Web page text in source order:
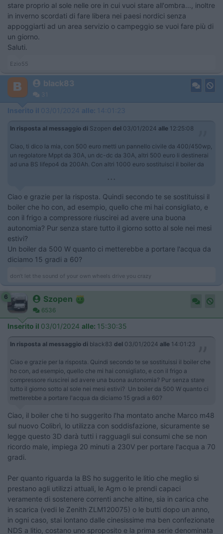
stare proprio al sole nelle ore in cui vuoi stare all'ombra..., inoltre
in inverno scordati di fare libera nei paesi nordici senza
appoggiarti ad un area servizio o campeggio se vuoi fare più di
un giorno.
Saluti.
Ezio55
black83
31
Inserito il 03/01/2024 alle: 14:01:23
In risposta al messaggio di Szopen del 03/01/2024 alle 12:25:08
Ciao, ti dico la mia, con 500 euro metti un pannello civile da 400/450wp,
un regolatore Mppt da 30A, un dc-dc da 30A, altri 500 euro li destinerai
ad una BS lifepo4 da 200Ah. Con altri 1000 euro sostituisci il boiler da
...
Ciao e grazie per la risposta. Quindi secondo te se sostituissi il
boiler che ho con, ad esempio, quello che mi hai consigliato, e
con il frigo a compressore riuscirei ad avere una buona
autonomia? Pur senza stare tutto il giorno sotto al sole nei mesi
estivi?
Un boiler da 500 W quanto ci metterebbe a portare l'acqua da
diciamo 15 gradi a 60?
don’t let the sound of your own wheels drive you crazy
6 Szopen
6536
Inserito il 03/01/2024 alle: 15:30:35
In risposta al messaggio di black83 del 03/01/2024 alle 14:01:23
Ciao e grazie per la risposta. Quindi secondo te se sostituissi il boiler che
ho con, ad esempio, quello che mi hai consigliato, e con il frigo a
compressore riuscirei ad avere una buona autonomia? Pur senza stare
tutto il giorno sotto al sole nei mesi estivi? Un boiler da 500 W quanto ci
metterebbe a portare l'acqua da diciamo 15 gradi a 60?
Ciao, il boiler che ti ho suggerito l'ha montato anche Marco m48
sul nuovo Colibrì, lo utilizza con soddisfazione, sicuramente se
legge questo 3D darà tutti i ragguagli sui consumi che se non
ricordo male, impiega 20 minuti a 230V per portare l'acqua a 70
gradi.
Per quanto riguarda la BS ho suggerito le litio che meglio si
prestano agli utilizzi attuali, le Agm o le prendi capaci
veramente di sostenere correnti anche altine, sia in carica che
in scarica (vedi le Zenith ZLM120075) o le butti dopo un anno,
in ogni caso, stai lontano dalle cinesissime ma ben confezionate
NDS a litio, costano uno sproposito e la prima serie denominata